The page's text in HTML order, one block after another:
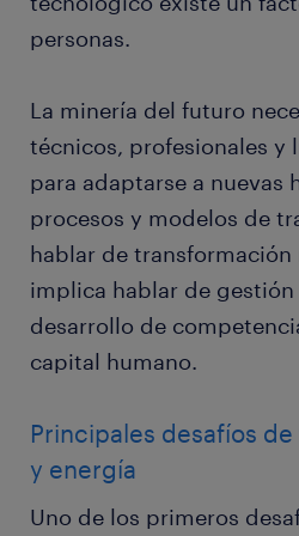
personas.
La minería del futuro
técnicos, profesionales y
para adaptarse a nuevas
procesos y modelos de
hablar de
implica hablar de
desarrollo de
capital humano.
Principales desafíos
y energía
Uno de los primeros